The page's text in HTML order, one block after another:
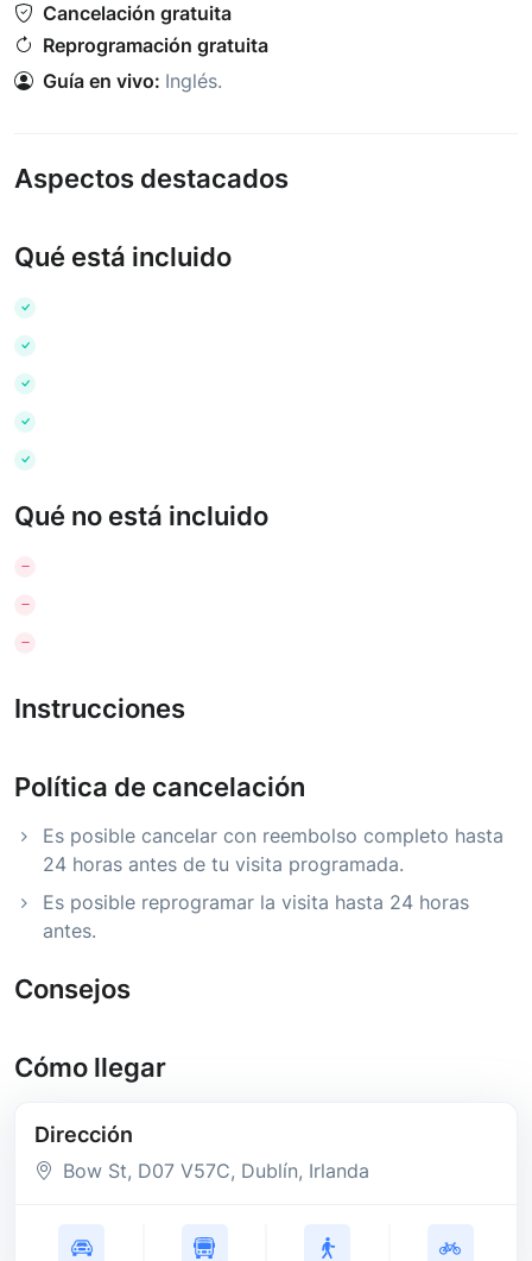
Cancelación gratuita
Reprogramación gratuita
Guía en vivo: Inglés.
Aspectos destacados
Qué está incluido
Qué no está incluido
Instrucciones
Política de cancelación
Es posible cancelar con reembolso completo hasta
24 horas antes de tu visita programada.
Es posible reprogramar la visita hasta 24 horas
antes.
Consejos
Cómo llegar
Dirección
Bow St, D07 V57C, Dublín, Irlanda